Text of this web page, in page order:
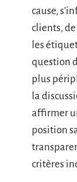
cause,
clients,
les
question
plus
la
affirmer
position
critères